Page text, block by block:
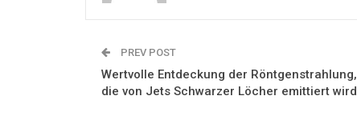
PREV POST
Wertvolle Entdeckung der Röntgenstrahlung,
die von Jets Schwarzer Löcher emittiert wird